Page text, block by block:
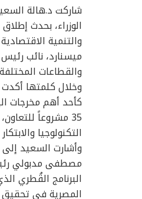
شاركت د.هالة
الوزراء، بحدث
والتنمية
ميسنارد، نائب
والقطاعات
وخلال كلمتها
كأحد أهم مخرجات
35 مشروعاً
التكنولوجيا
مصطفى مدبولي رئيس
البرنامج القُطري